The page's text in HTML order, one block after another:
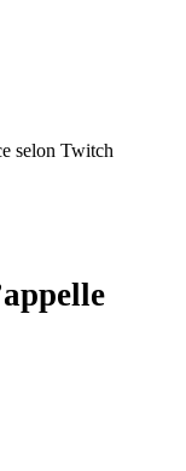
selon Twitch